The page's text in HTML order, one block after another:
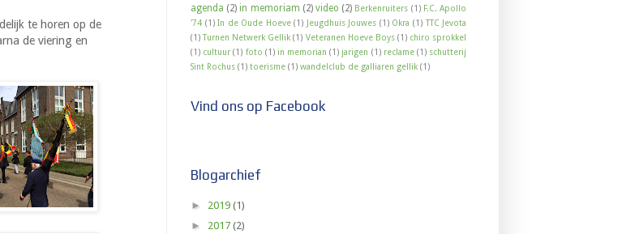
te horen op de
de viering en
agenda (2) in memoriam (2) video (2) Berkenruiters (1) F.C. Apollo
'74 (1) In de Oude Hoeve (1) Jeugdhuis Jouwes (1) Okra (1) TTC Jevota
(1) Turnen Netwerk Gellik (1) Veteranen Hoeve Boys (1) chiro sprokkel
(1) cultuur (1) foto (1) in memorian (1) jarigen (1) reclame (1) schutterij
Sint Rochus (1) toerisme (1) wandelclub de galliaren gellik (1)
Vind ons op Facebook
Blogarchief
► 2019 (1)
► 2017 (2)